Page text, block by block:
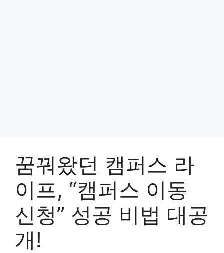
꿈꿔왔던 캠퍼스 라
이프, “캠퍼스 이동
신청” 성공 비법 대공
개!